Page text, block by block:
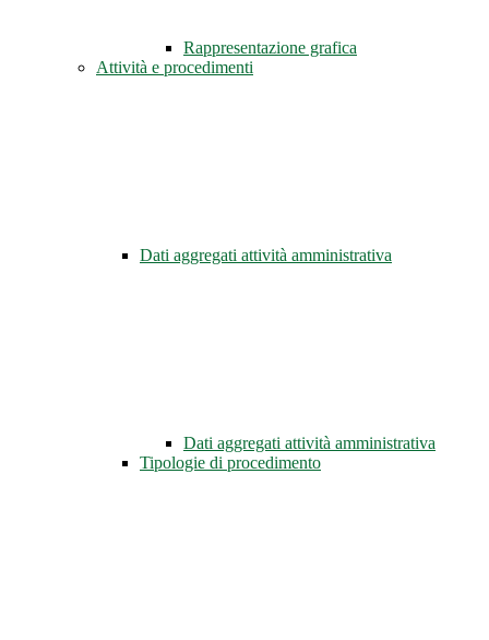
Rappresentazione grafica
Attività e procedimenti
Dati aggregati attività amministrativa
Dati aggregati attività amministrativa
Tipologie di procedimento